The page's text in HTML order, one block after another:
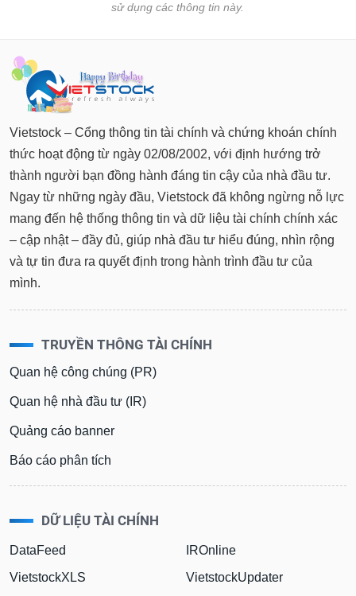
sử dụng các thông tin này.
Vietstock – Cổng thông tin tài chính và chứng khoán chính
thức hoạt động từ ngày 02/08/2002, với định hướng trở
thành người bạn đồng hành đáng tin cậy của nhà đầu tư.
Ngay từ những ngày đầu, Vietstock đã không ngừng nỗ lực
mang đến hệ thống thông tin và dữ liệu tài chính chính xác
– cập nhật – đầy đủ, giúp nhà đầu tư hiểu đúng, nhìn rộng
và tự tin đưa ra quyết định trong hành trình đầu tư của
mình.
TRUYỀN THÔNG TÀI CHÍNH
Quan hệ công chúng (PR)
Quan hệ nhà đầu tư (IR)
Quảng cáo banner
Báo cáo phân tích
DỮ LIỆU TÀI CHÍNH
DataFeed
VietstockXLS
IROnline
VietstockUpdater